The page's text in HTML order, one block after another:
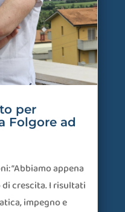
per
Folgore ad
“Abbiamo appena
crescita. I risultati
impegno e